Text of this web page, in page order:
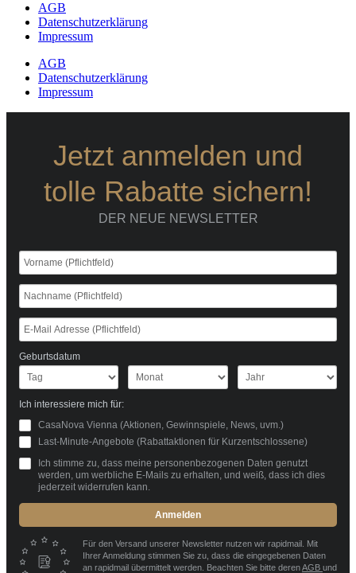
AGB
Datenschutzerklärung
Impressum
AGB
Datenschutzerklärung
Impressum
Jetzt anmelden und
tolle Rabatte sichern!
DER NEUE NEWSLETTER
Geburtsdatum
Ich interessiere mich für:
CasaNova Vienna (Aktionen, Gewinnspiele, News, uvm.)
Last-Minute-Angebote (Rabattaktionen für Kurzentschlossene)
Ich stimme zu, dass meine personenbezogenen Daten genutzt
werden, um werbliche E-Mails zu erhalten, und weiß, dass ich dies
jederzeit widerrufen kann.
Anmelden
Für den Versand unserer Newsletter nutzen wir rapidmail. Mit
Ihrer Anmeldung stimmen Sie zu, dass die eingegebenen Daten
an rapidmail übermittelt werden. Beachten Sie bitte derenAGB und